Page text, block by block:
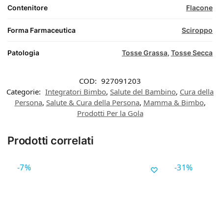
Contenitore Flacone
Forma Farmaceutica Sciroppo
Patologia Tosse Grassa, Tosse Secca
COD: 927091203
Categorie: Integratori Bimbo, Salute del Bambino, Cura della
Persona, Salute & Cura della Persona, Mamma & Bimbo,
Prodotti Per la Gola
Prodotti correlati
-7% -31%